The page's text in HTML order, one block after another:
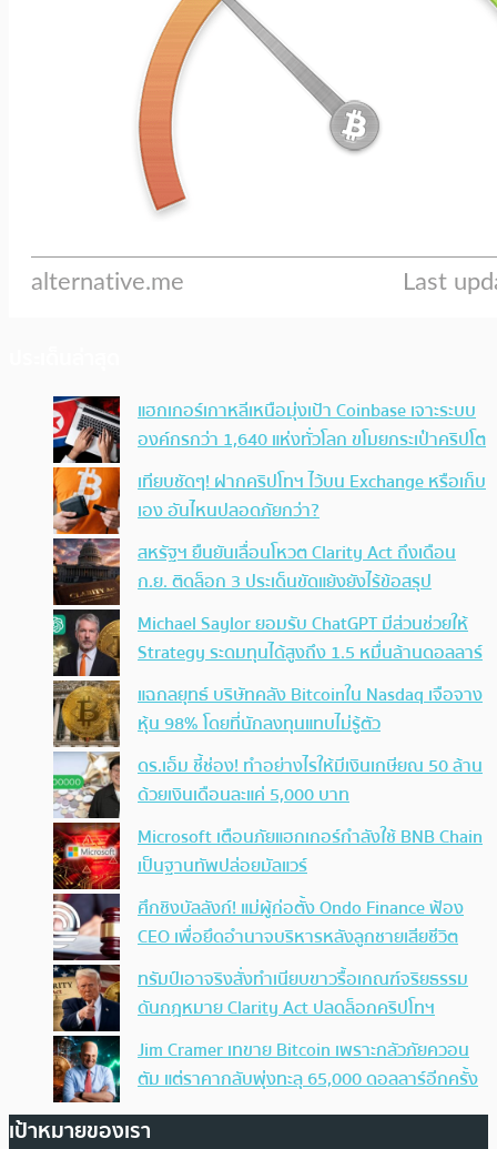
แฮกเกอร์เกาหลีเหนือมุ่งเป้า Coinbase เจาะระบบ
องค์กรกว่า 1,640 แห่งทั่วโลก ขโมยกระเป๋าคริปโต
เทียบชัดๆ! ฝากคริปโทฯ ไว้บน Exchange หรือเก็บ
เอง อันไหนปลอดภัยกว่า?
สหรัฐฯ ยืนยันเลื่อนโหวต Clarity Act ถึงเดือน
ก.ย. ติดล็อก 3 ประเด็นขัดแย้งยังไร้ข้อสรุป
Michael Saylor ยอมรับ ChatGPT มีส่วนช่วยให้
Strategy ระดมทุนได้สูงถึง 1.5 หมื่นล้านดอลลาร์
แฉกลยุทธ์ บริษัทคลัง Bitcoinใน Nasdaq เจือจาง
หุ้น 98% โดยที่นักลงทุนแทบไม่รู้ตัว
ดร.เอ็ม ชี้ช่อง! ทำอย่างไรให้มีเงินเกษียณ 50 ล้าน
ด้วยเงินเดือนละแค่ 5,000 บาท
Microsoft เตือนภัยแฮกเกอร์กำลังใช้ BNB Chain
เป็นฐานทัพปล่อยมัลแวร์
ศึกชิงบัลลังก์! แม่ผู้ก่อตั้ง Ondo Finance ฟ้อง
CEO เพื่อยึดอำนาจบริหารหลังลูกชายเสียชีวิต
ทรัมป์เอาจริง สั่งทำเนียบขาวรื้อเกณฑ์จริยธรรม
ดันกฎหมาย Clarity Act ปลดล็อกคริปโทฯ
Jim Cramer เทขาย Bitcoin เพราะกลัวภัยควอน
ตัม แต่ราคากลับพุ่งทะลุ 65,000 ดอลลาร์อีกครั้ง
เป้าหมายของเรา